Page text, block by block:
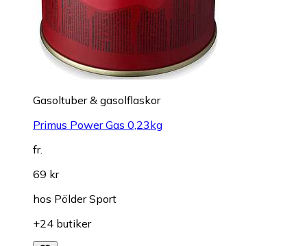
Gasoltuber & gasolflaskor
Primus Power Gas 0,23kg
fr.
69 kr
hos Pölder Sport
+24 butiker